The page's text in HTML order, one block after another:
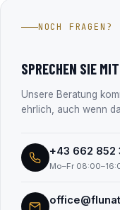
Salzburg). Alle
NOCH FRAGEN?
SPRECHEN SIE
Unsere Beratung
ehrlich, auch wenn
+43 662 852
Mo–Fr